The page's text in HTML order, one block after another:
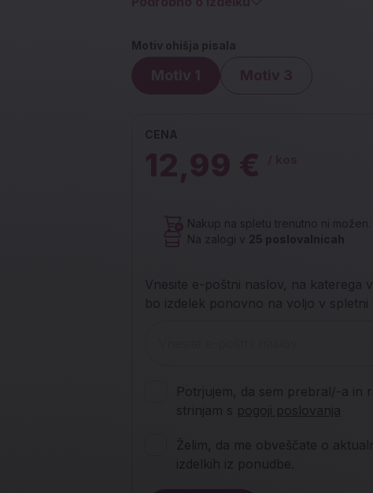
Motiv ohišja pisala
Motiv 1 Motiv 3
CENA
12,99 €
Nakup na spletu trenutno ni možen.
Na zalogi v 25 poslovalnicah
Vnesite e-poštni naslov, na katerega
bo izdelek ponovno na voljo v spletni
Potrjujem, da sem prebral/-a in
strinjam s pogoji poslovanja
Želim, da me obveščate o
izdelkih iz ponudbe.